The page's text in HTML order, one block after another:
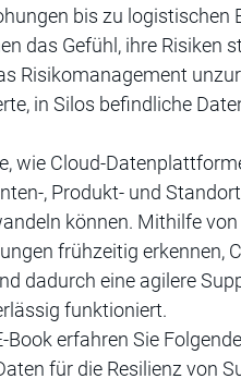
bis zu logistischen
das Gefühl, ihre Risiken
Risikomanagement
in Silos befindliche
wie Cloud-
, Produkt- und
können. Mithilfe
frühzeitig erkennen,
dadurch eine agilere
funktioniert.
Book erfahren Sie
für die Resilienz von